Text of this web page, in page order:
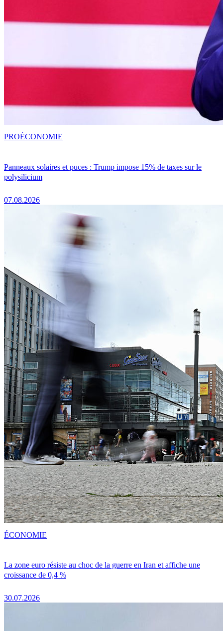
Panneaux solaires et puces : Trump impose 15% de taxes sur le
polysilicium
07.08.2026
PROÉCONOMIE
La zone euro résiste au choc de la guerre en Iran et affiche une
croissance de 0,4 %
30.07.2026
ÉCONOMIE